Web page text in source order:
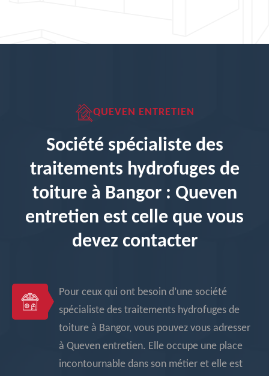
QUEVEN ENTRETIEN
Société spécialiste des
traitements hydrofuges de
toiture à Bangor : Queven
entretien est celle que vous
devez contacter
Pour ceux qui ont besoin d’une société
spécialiste des traitements hydrofuges de
toiture à Bangor, vous pouvez vous adresser
à Queven entretien. Elle occupe une place
incontournable dans son métier et elle est